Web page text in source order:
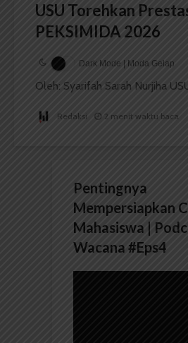
USU Torehkan
PEKSIMIDA 2026
Dark Mode | Moda Gelap
Oleh: Syarifah Sarah Nurjiha
Redaksi 2 menit waktu baca
Pentingnya
Mempersiapkan
Mahasiswa |
Wacana #Eps4